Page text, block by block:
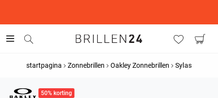
startpagina Zonnebrillen Oakley Zonnebrillen Sylas
50% korting